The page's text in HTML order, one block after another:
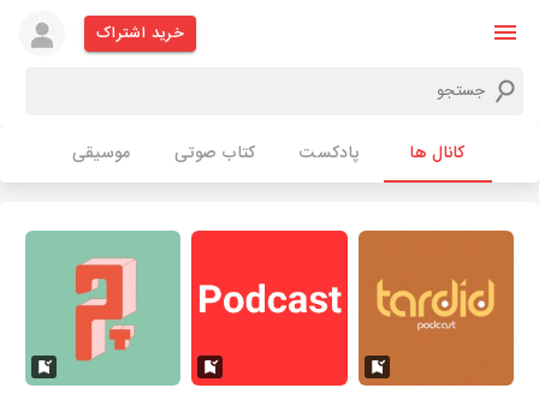
خرید اشتراک
کانال ها پادکست کتاب صوتی موسیقی